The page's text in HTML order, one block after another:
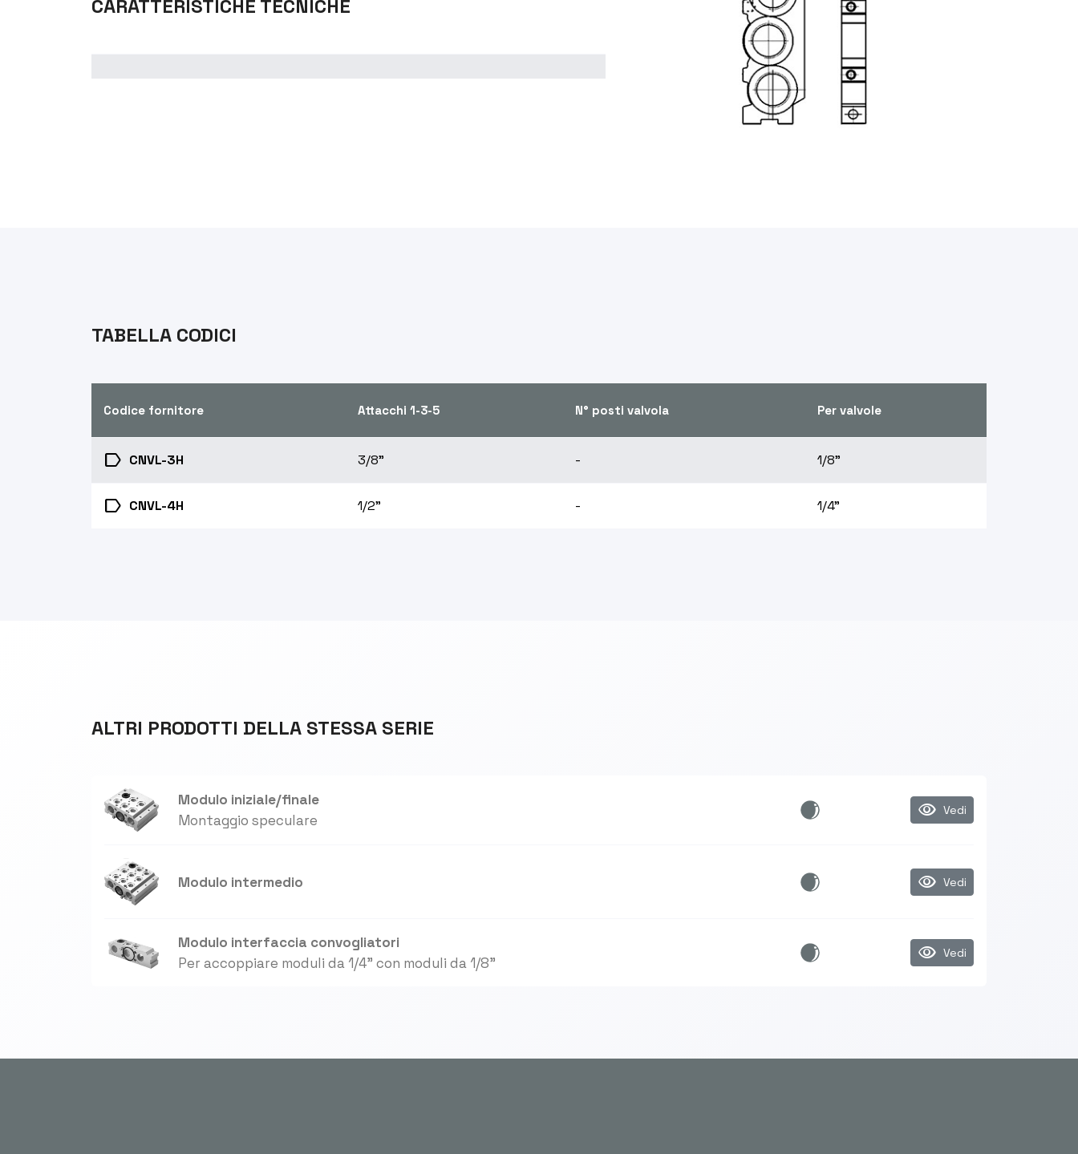
CARATTERISTICHE TECNICHE
TABELLA CODICI
Codice fornitore Attacchi 1-3-5 N° posti valvola Per valvole
label CNVL-3H 3/8" - 1/8”
label CNVL-4H 1/2" - 1/4”
ALTRI PRODOTTI DELLA STESSA SERIE
Modulo iniziale/finale
Montaggio speculare
visibility Vedi
Modulo intermedio visibility Vedi
Modulo interfaccia convogliatori
Per accoppiare moduli da 1/4" con moduli da 1/8"
visibility Vedi